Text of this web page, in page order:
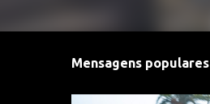
Mensagens populares